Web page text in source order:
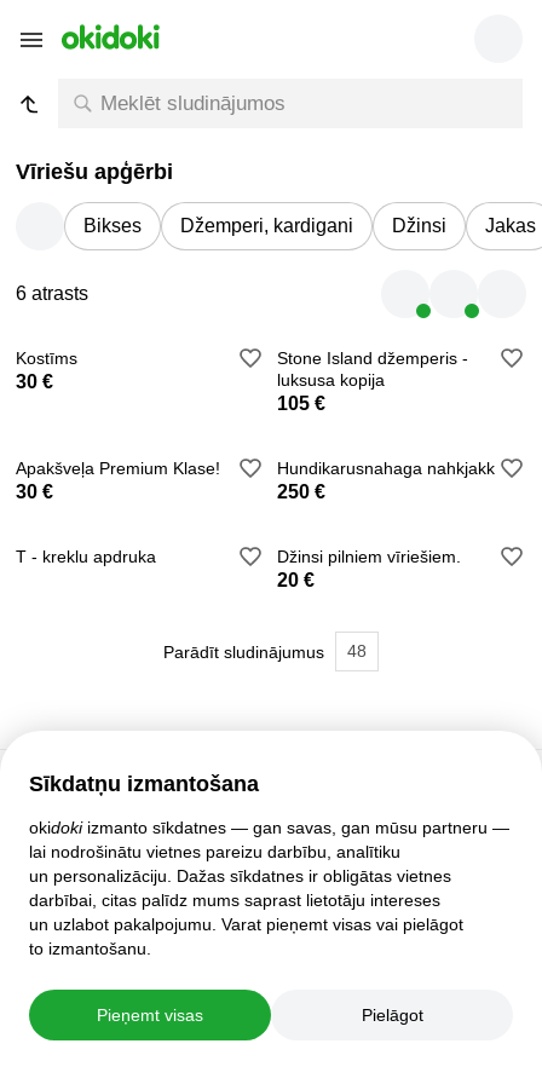
Vīriešu apģērbi
Bikses Džemperi, kardigani Džinsi Jakas
6 atrasts
Kostīms
30 €
Stone Island džemperis -
luksusa kopija
105 €
Apakšveļa Premium Klase!
30 €
Hundikarusnahaga nahkjakk
250 €
T - kreklu apdruka Džinsi pilniem vīriešiem.
20 €
Parādīt sludinājumus 48
Sīkdatņu izmantošana
okidokiizmanto sīkdatnes — gan savas, gan mūsu partneru —
lai nodrošinātu vietnes pareizu darbību, analītiku
un personalizāciju. Dažas sīkdatnes ir obligātas vietnes
darbībai, citas palīdz mums saprast lietotāju intereses
un uzlabot pakalpojumu. Varat pieņemt visas vai pielāgot
to izmantošanu.
Pieņemt visas Pielāgot
Klientu atbalsts
Palīdzība
Politika un līgumi
Privātuma iestatījumi
Pilnā mājas lapas versija
© 2007–2026 oki